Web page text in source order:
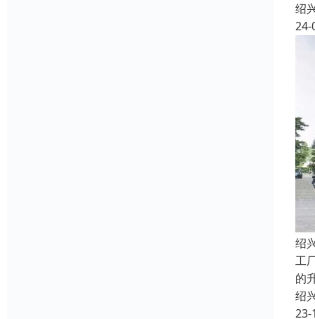
绍
24-
绍
工
的
绍
23-